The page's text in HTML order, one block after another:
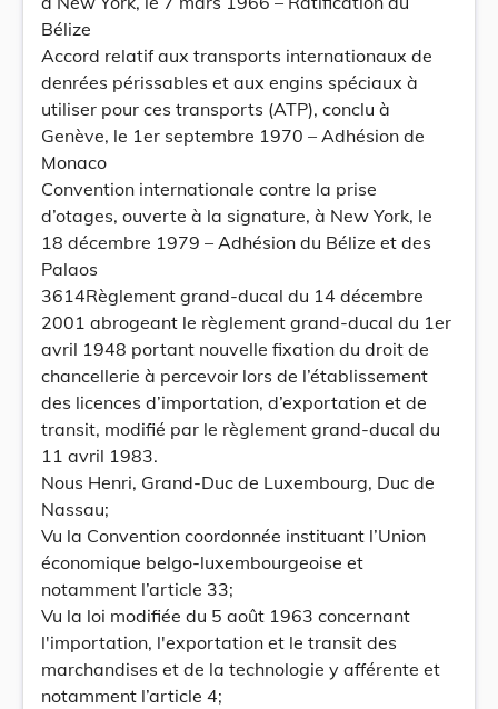
Bélize
Accord relatif aux transports internationaux de
denrées périssables et aux engins spéciaux à
utiliser pour ces transports (ATP), conclu à
Genève, le 1er septembre 1970 – Adhésion de
Monaco
Convention internationale contre la prise
d’otages, ouverte à la signature, à New York, le
18 décembre 1979 – Adhésion du Bélize et des
Palaos
3614Règlement grand-ducal du 14 décembre
2001 abrogeant le règlement grand-ducal du 1er
avril 1948 portant nouvelle fixation du droit de
chancellerie à percevoir lors de l’établissement
des licences d’importation, d’exportation et de
transit, modifié par le règlement grand-ducal du
11 avril 1983.
Nous Henri, Grand-Duc de Luxembourg, Duc de
Nassau;
Vu la Convention coordonnée instituant l’Union
économique belgo-luxembourgeoise et
notamment l’article 33;
Vu la loi modifiée du 5 août 1963 concernant
l'importation, l'exportation et le transit des
marchandises et de la technologie y afférente et
notamment l’article 4;